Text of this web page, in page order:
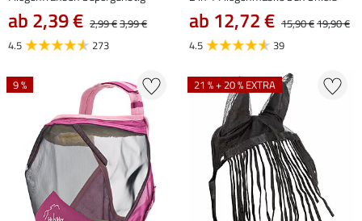
ab 2,39 € 2,99 €3,99 €
4.5
273
ab 12,72 € 15,90 €19,90 €
4.5
39
9 % 21 % + 20 % EXTRA